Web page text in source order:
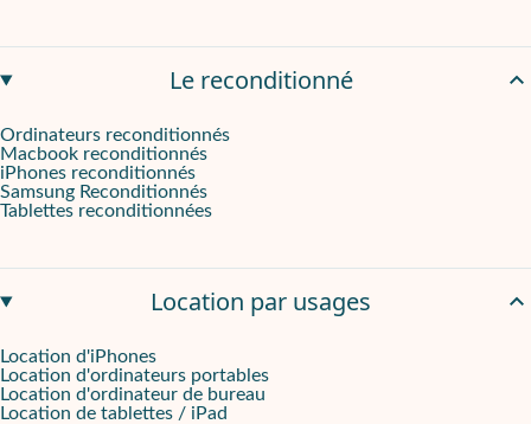
Le reconditionné
Ordinateurs reconditionnés
Macbook reconditionnés
iPhones reconditionnés
Samsung Reconditionnés
Tablettes reconditionnées
Location par usages
Location d'iPhones
Location d'ordinateurs portables
Location d'ordinateur de bureau
Location de tablettes / iPad